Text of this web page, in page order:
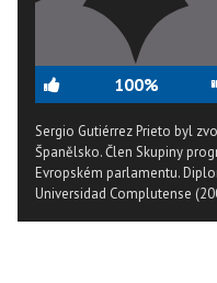
100%
Sergio Gutiérrez Prieto byl
Španělsko. Člen Skupiny
Evropském parlamentu.
Universidad Complutense